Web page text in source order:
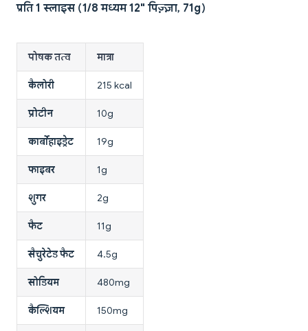
प्रति 1 स्लाइस (1/8 मध्यम 12" पिज़्ज़ा, 71g)
पोषक तत्व मात्रा
कैलोरी 215 kcal
प्रोटीन 10g
कार्बोहाइड्रेट 19g
फाइबर 1g
शुगर 2g
फैट 11g
सैचुरेटेड फैट 4.5g
सोडियम 480mg
कैल्शियम 150mg